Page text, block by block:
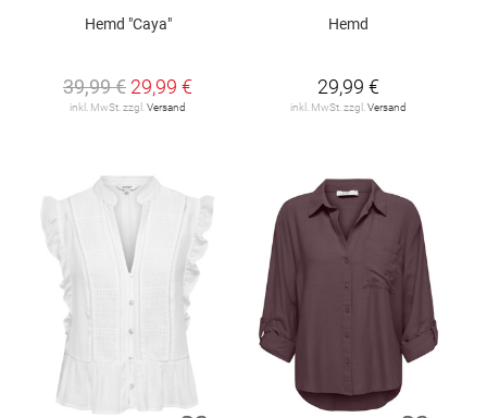
Hemd "Caya"
39,99 € 29,99 €
inkl. MwSt. zzgl. Versand
Hemd
29,99 €
inkl. MwSt. zzgl. Versand